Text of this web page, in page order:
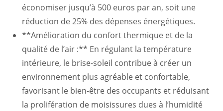
économiser jusqu’à 500 euros par an, soit une
réduction de 25% des dépenses énergétiques.
**Amélioration du confort thermique et de la
qualité de l’air :** En régulant la température
intérieure, le brise-soleil contribue à créer un
environnement plus agréable et confortable,
favorisant le bien-être des occupants et réduisant
la prolifération de moisissures dues à l’humidité